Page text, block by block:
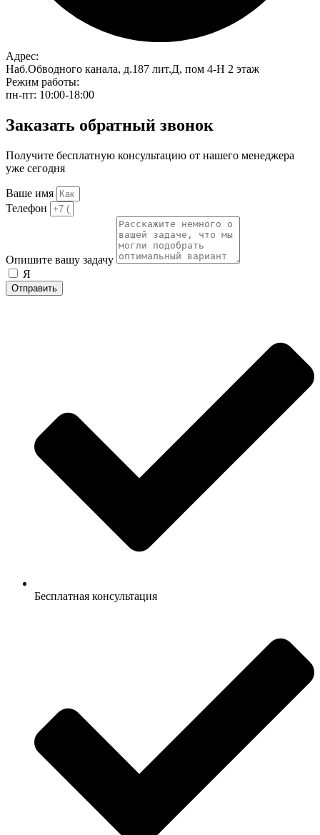
Адрес:
Наб.Обводного канала, д.187 лит.Д, пом 4-Н 2 этаж
Режим работы:
пн-пт: 10:00-18:00
Заказать обратный звонок
Получите бесплатную консультацию от нашего менеджера
уже сегодня
Ваше имя
Телефон
Опишите вашу задачу
Я
Отправить
Бесплатная консультация